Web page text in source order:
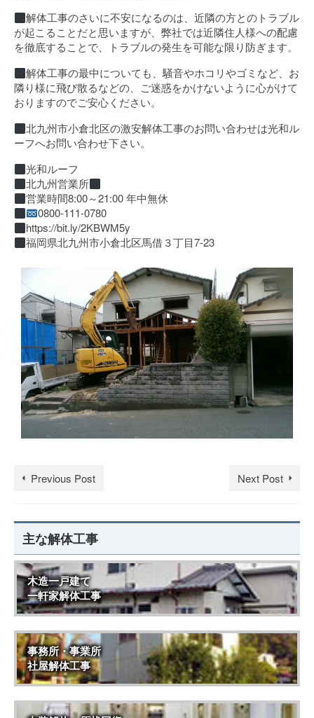
解体工事のさいに不安になるのは、近隣の方とのトラブル
が起こることだと思いますが、弊社では近隣住人様への配慮
を徹底することで、トラブルの発生を可能な限り防ぎます。
解体工事の最中についても、騒音やホコリやゴミなど、お
隣り様に飛び散るなどの、ご迷惑をかけないように心がけて
おりますのでご安心ください。
北九州市小倉北区の激安解体工事のお問い合わせは光和ル
ーフへお問い合わせ下さい。
光和ルーフ
北九州営業所
営業時間8:00～21:00 年中無休
0800-111-0780
https://bit.ly/2KBWM5y
福岡県北九州市小倉北区馬借３丁目7-23
Previous Post Next Post
主な解体工事
木造一戸建て
一軒家解体工事
事務所・事業所
社屋解体工事